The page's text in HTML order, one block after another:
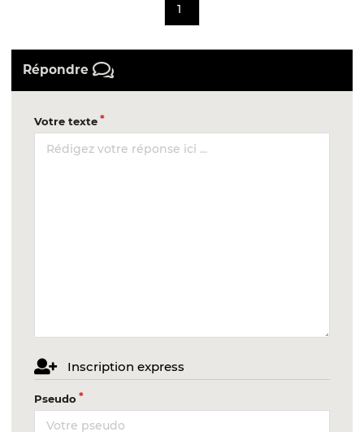
1
Répondre
Votre texte
Inscription express
Pseudo